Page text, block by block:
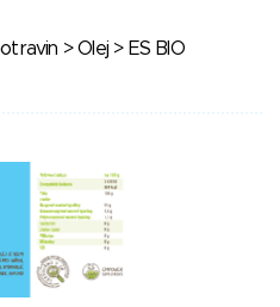
>Olej > ES BIO